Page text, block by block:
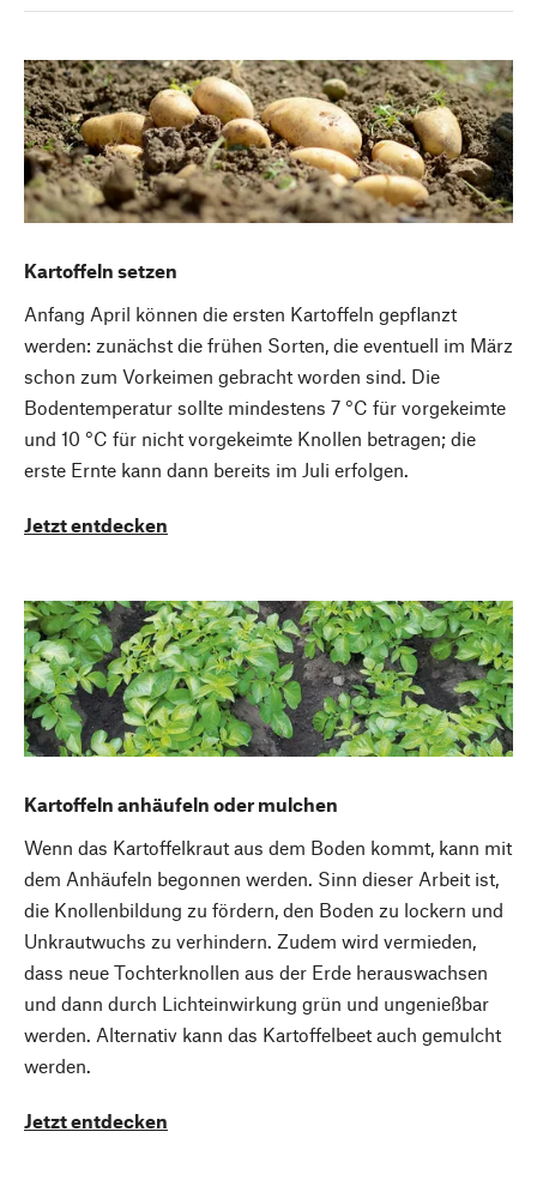
Kartoffeln setzen
Anfang April können die ersten Kartoffeln gepflanzt
werden: zunächst die frühen Sorten, die eventuell im März
schon zum Vorkeimen gebracht worden sind. Die
Bodentemperatur sollte mindestens 7 °C für vorgekeimte
und 10 °C für nicht vorgekeimte Knollen betragen; die
erste Ernte kann dann bereits im Juli erfolgen.
Jetzt entdecken
Kartoffeln anhäufeln oder mulchen
Wenn das Kartoffelkraut aus dem Boden kommt, kann mit
dem Anhäufeln begonnen werden. Sinn dieser Arbeit ist,
die Knollenbildung zu fördern, den Boden zu lockern und
Unkrautwuchs zu verhindern. Zudem wird vermieden,
dass neue Tochterknollen aus der Erde herauswachsen
und dann durch Lichteinwirkung grün und ungenießbar
werden. Alternativ kann das Kartoffelbeet auch gemulcht
werden.
Jetzt entdecken